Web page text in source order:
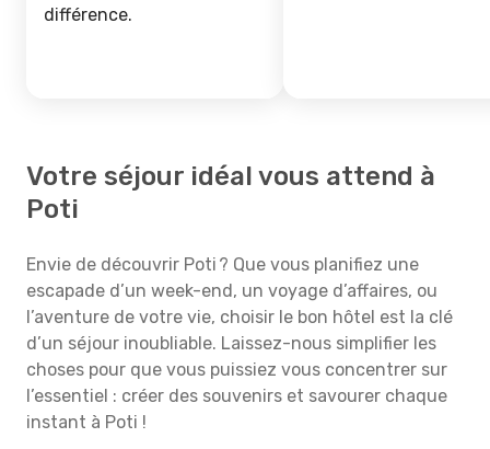
différence.
Votre séjour idéal vous attend à
Poti
Envie de découvrir Poti ? Que vous planifiez une
escapade d’un week-end, un voyage d’affaires, ou
l’aventure de votre vie, choisir le bon hôtel est la clé
d’un séjour inoubliable. Laissez-nous simplifier les
choses pour que vous puissiez vous concentrer sur
l’essentiel : créer des souvenirs et savourer chaque
instant à Poti !